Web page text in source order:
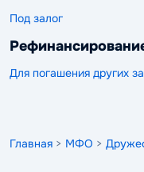
Под залог
Для погашения других
Главная > МФО >